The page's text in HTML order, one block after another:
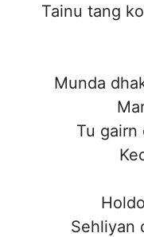
Tainu tang
Munda
Tu gairn
Sehliyan